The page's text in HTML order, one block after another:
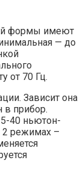
формы имеют
— до
от 70 Гц.
Зависит она
в прибор.
40 ньютон-
2 режимах –